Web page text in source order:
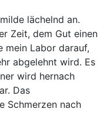
lächelnd an.
Zeit, dem Gut einen
mein Labor darauf,
abgelehnt wird. Es
wird hernach
Das
Schmerzen nach